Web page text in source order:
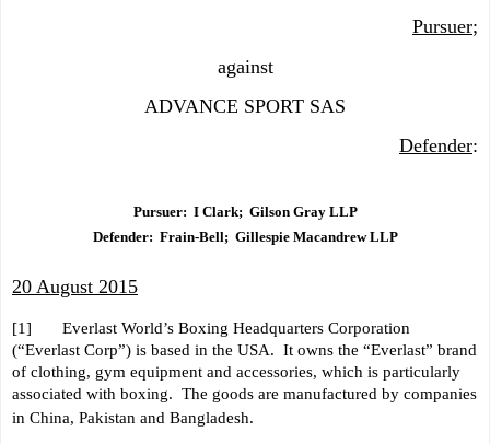
Pursuer;
against
ADVANCE SPORT SAS
Defender:
Pursuer: I Clark; Gilson Gray LLP
Defender: Frain-Bell; Gillespie Macandrew LLP
20 August 2015
[1] Everlast World’s Boxing Headquarters Corporation
(“Everlast Corp”) is based in the USA. It owns the “Everlast” brand
of clothing, gym equipment and accessories, which is particularly
associated with boxing. The goods are manufactured by companies
in China, Pakistan and Bangladesh.